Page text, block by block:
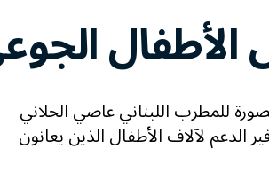
للمطرب اللبناني عاصي الحلاني
الدعم لآلاف الأطفال الذين يعانون